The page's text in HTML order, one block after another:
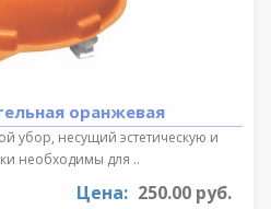
оранжевая
убор, несущий эстетическую и
необходимы для ..
Цена: 250.00 руб.